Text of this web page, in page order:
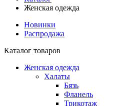
Женская одежда
Новинки
Распродажа
Каталог товаров
Женская одежда
Халаты
Бязь
Фланель
Трикотаж